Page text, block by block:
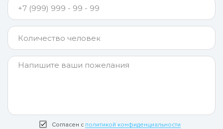
Согласен с политикой конфиденциальности